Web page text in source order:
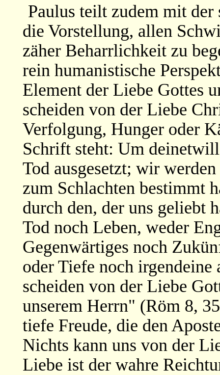
Paulus teilt zudem mit
die Vorstellung, allen
zäher Beharrlichkeit zu
rein humanistische
Element der Liebe Gottes
scheiden von der Liebe
Verfolgung, Hunger oder
Schrift steht: Um
Tod ausgesetzt; wir
zum Schlachten bestimmt
durch den, der uns geliebt
Tod noch Leben, weder
Gegenwärtiges noch
oder Tiefe noch irgendeine
scheiden von der Liebe
unserem Herrn" (Röm 8,
tiefe Freude, die den
Nichts kann uns von der
Liebe ist der wahre